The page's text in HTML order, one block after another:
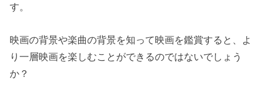
す。
映画の背景や楽曲の背景を知って映画を鑑賞すると、よ
り一層映画を楽しむことができるのではないでしょう
か？